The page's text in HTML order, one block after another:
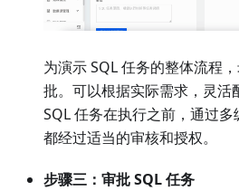
为演示 SQL 任务的整体流程
批。可以根据实际需求，灵活
SQL 任务在执行之前，通过
都经过适当的审核和授权。
步骤三：审批 SQL 任务